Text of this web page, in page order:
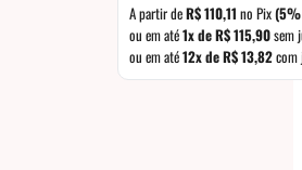
A partir deR$110,11 no Pix(5%
ou em até1x deR$115,90sem
ou em até12x deR$13,82com